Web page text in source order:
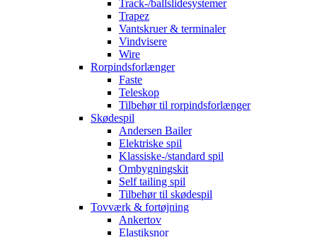
Track-/ballslidesystemer
Trapez
Vantskruer & terminaler
Vindvisere
Wire
Rorpindsforlænger
Faste
Teleskop
Tilbehør til rorpindsforlænger
Skødespil
Andersen Bailer
Elektriske spil
Klassiske-/standard spil
Ombygningskit
Self tailing spil
Tilbehør til skødespil
Tovværk & fortøjning
Ankertov
Elastiksnor